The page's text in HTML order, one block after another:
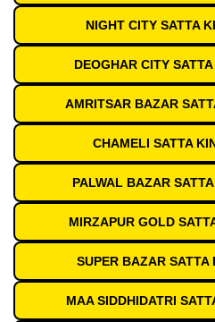
NIGHT CITY SATTA
DEOGHAR CITY
AMRITSAR BAZAR
CHAMELI SATTA
PALWAL BAZAR
MIRZAPUR GOLD
SUPER BAZAR SATTA
MAA SIDDHIDATRI